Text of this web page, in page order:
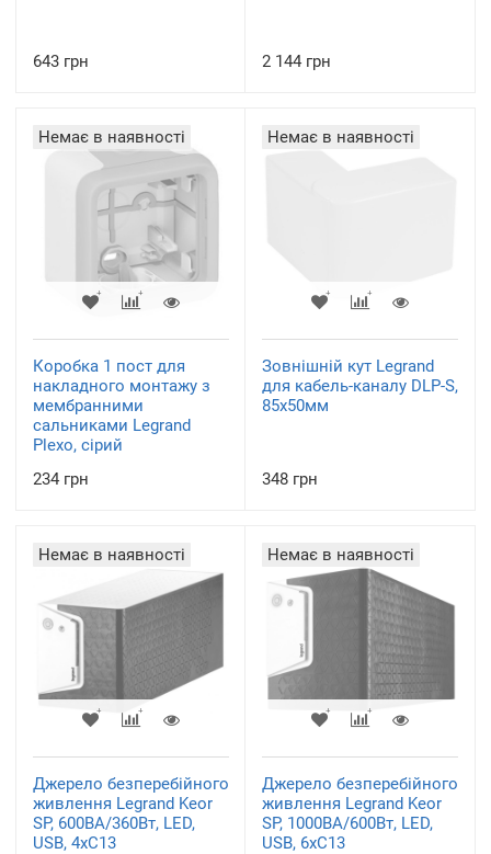
643 грн 2 144 грн
Немає в наявності
Коробка 1 пост для
накладного монтажу з
мембранними
сальниками Legrand
Plexo, сірий
234 грн
Немає в наявності
Зовнішній кут Legrand
для кабель-каналу DLP-S,
85x50мм
348 грн
Немає в наявності
Джерело безперебійного
живлення Legrand Keor
SP, 600ВА/360Вт, LED,
USB, 4хС13
Немає в наявності
Джерело безперебійного
живлення Legrand Keor
SP, 1000ВА/600Вт, LED,
USB, 6хС13